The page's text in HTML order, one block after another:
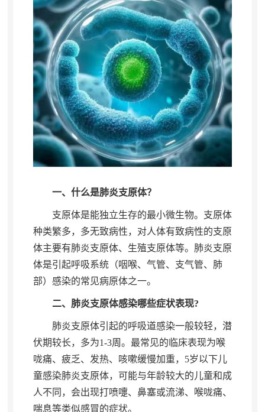
一、什么是肺炎支原体？
支原体是能独立生存的最小微生物。 支原体
种类繁多，多无致病性， 对人体有致病性的支原
体主要有肺炎支原体、生殖支原体等。肺炎支原
体是引起呼吸系统（咽喉、气管、支气管、肺
部）感染的常见病原体之一。
二、肺炎支原体感染哪些症状表现?
肺炎支原体引起的呼吸道感染一般较轻， 潜
伏期较长，多为1-3周 。 最常见的临床表现为喉
咙痛、疲乏、发热、咳嗽缓慢加重，5岁以下儿
童感染肺炎支原体， 可能与年龄较大的儿童和成
人不同，会出现打喷嚏、鼻塞或流涕、喉咙痛、
喘息等类似感冒的症状。